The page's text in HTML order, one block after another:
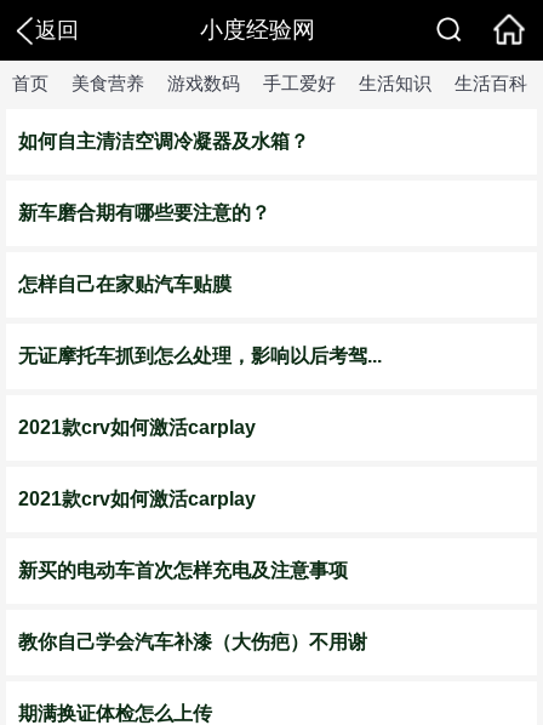
返回 小度经验网
首页 美食营养 游戏数码 手工爱好 生活知识 生活百科
如何自主清洁空调冷凝器及水箱？
新车磨合期有哪些要注意的？
怎样自己在家贴汽车贴膜
无证摩托车抓到怎么处理，影响以后考驾...
2021款crv如何激活carplay
2021款crv如何激活carplay
新买的电动车首次怎样充电及注意事项
教你自己学会汽车补漆（大伤疤）不用谢
期满换证体检怎么上传